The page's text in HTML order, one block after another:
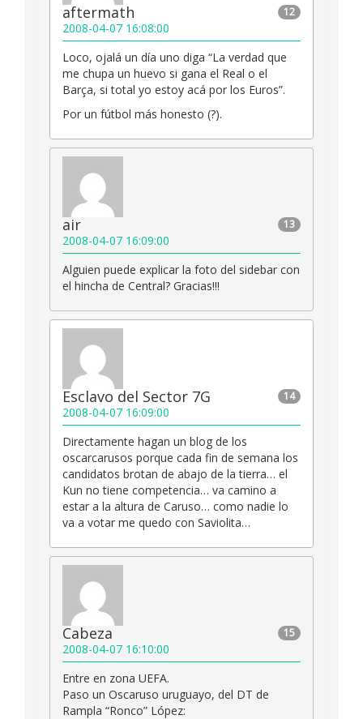
12
aftermath
2008-04-07 16:08:00
Loco, ojalá un día uno diga “La verdad que
me chupa un huevo si gana el Real o el
Barça, si total yo estoy acá por los Euros”.
Por un fútbol más honesto (?).
13
air
2008-04-07 16:09:00
Alguien puede explicar la foto del sidebar con
el hincha de Central? Gracias!!!
14
Esclavo del Sector 7G
2008-04-07 16:09:00
Directamente hagan un blog de los
oscarcarusos porque cada fin de semana los
candidatos brotan de abajo de la tierra… el
Kun no tiene competencia… va camino a
estar a la altura de Caruso… como nadie lo
va a votar me quedo con Saviolita…
15
Cabeza
2008-04-07 16:10:00
Entre en zona UEFA.
Paso un Oscaruso uruguayo, del DT de
Rampla “Ronco” López: